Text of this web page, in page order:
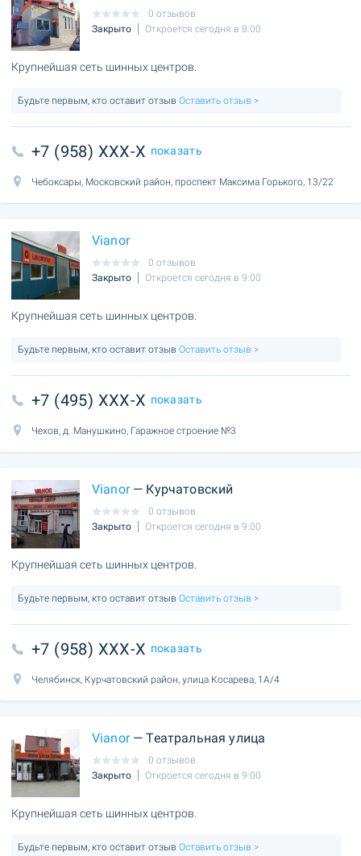
0 отзывов
Закрыто
Откроется сегодня в 8:00
Крупнейшая сеть шинных центров.
Будьте первым, кто оставит отзыв Оставить отзыв >
+7 (958) XXX-X показать
Чебоксары, Московский район, проспект Максима Горького, 13/22
Vianor
0 отзывов
Закрыто
Откроется сегодня в 9:00
Крупнейшая сеть шинных центров.
Будьте первым, кто оставит отзыв Оставить отзыв >
+7 (495) XXX-X показать
Чехов, д. Манушкино, Гаражное строение №3
Vianor— Курчатовский
0 отзывов
Закрыто
Откроется сегодня в 9:00
Крупнейшая сеть шинных центров.
Будьте первым, кто оставит отзыв Оставить отзыв >
+7 (958) XXX-X показать
Челябинск, Курчатовский район, улица Косарева, 1А/4
Vianor— Театральная улица
0 отзывов
Закрыто
Откроется сегодня в 9:00
Крупнейшая сеть шинных центров.
Будьте первым, кто оставит отзыв Оставить отзыв >